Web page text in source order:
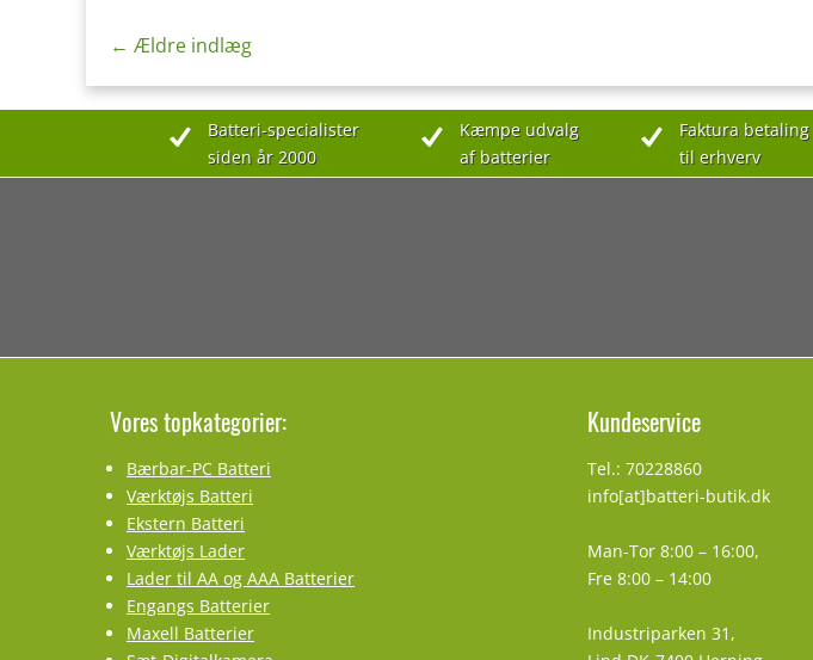
Indlægs
navigation
← Ældre indlæg
Batteri-specialister
siden år 2000
Kæmpe udvalg
af batterier
Faktura betaling
til erhverv
Vores topkategorier:
Bærbar-PC Batteri
Værktøjs Batteri
Ekstern Batteri
Værktøjs Lader
Lader til AA og AAA Batterier
Engangs Batterier
Maxell Batterier
Kundeservice
Tel.: 70228860
info[at]batteri-butik.dk
Man-Tor 8:00 – 16:00,
Fre 8:00 – 14:00
Industriparken 31,